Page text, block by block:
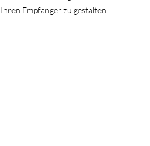
Ihren Empfänger zu gestalten.